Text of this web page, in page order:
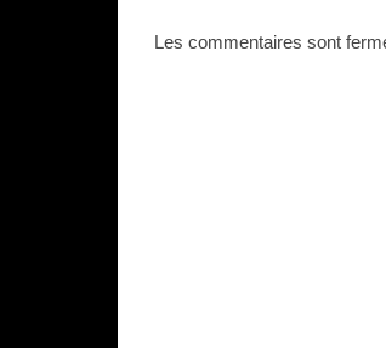
Les commentaires sont